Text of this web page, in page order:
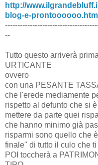
http://
blog-e-prontoooooo.html
--
Tutto questo arriverà
URTICANTE
ovvero
con una PESANTE
che l'erede mediamente
rispetto al defunto che si
mettere da parte quei
che hanno minimo già
risparmi sono quello che
finale" di tutto il culo che ti
POI toccherà a